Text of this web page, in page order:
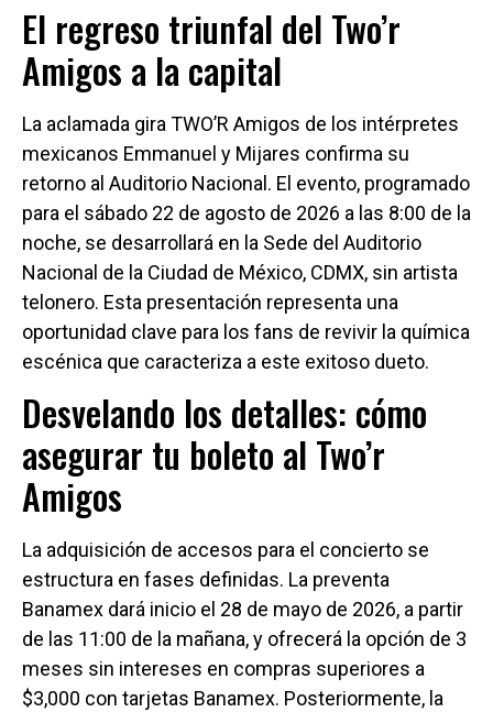
El regreso triunfal del Two’r
Amigos a la capital
La aclamada gira TWO’R Amigos de los intérpretes
mexicanos Emmanuel y Mijares confirma su
retorno al Auditorio Nacional. El evento, programado
para el sábado 22 de agosto de 2026 a las 8:00 de la
noche, se desarrollará en la Sede del Auditorio
Nacional de la Ciudad de México, CDMX, sin artista
telonero. Esta presentación representa una
oportunidad clave para los fans de revivir la química
escénica que caracteriza a este exitoso dueto.
Desvelando los detalles: cómo
asegurar tu boleto al Two’r
Amigos
La adquisición de accesos para el concierto se
estructura en fases definidas. La preventa
Banamex dará inicio el 28 de mayo de 2026, a partir
de las 11:00 de la mañana, y ofrecerá la opción de 3
meses sin intereses en compras superiores a
$3,000 con tarjetas Banamex. Posteriormente, la